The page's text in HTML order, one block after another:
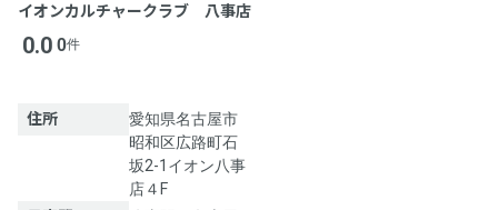
イオンカルチャークラブ 八事店
0.0 0件
住所
愛知県名古屋市
昭和区広路町石
坂2-1イオン八事
店４F